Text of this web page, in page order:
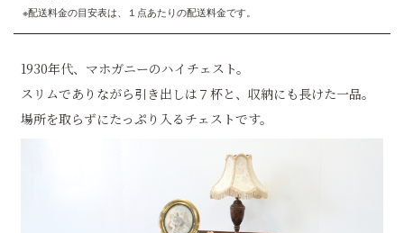
※配送料金の目安表は、１点あたりの配送料金です。
1930年代、マホガニーのハイチェスト。
スリムでありながら引き出しは７杯と、収納にも長けた一品。
場所を取らずにたっぷり入るチェストです。